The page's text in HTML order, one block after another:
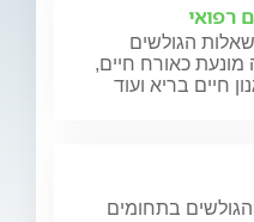
רפואי
הגולשים
כאורח חיים,
חיים בריא ועוד
בתחומים